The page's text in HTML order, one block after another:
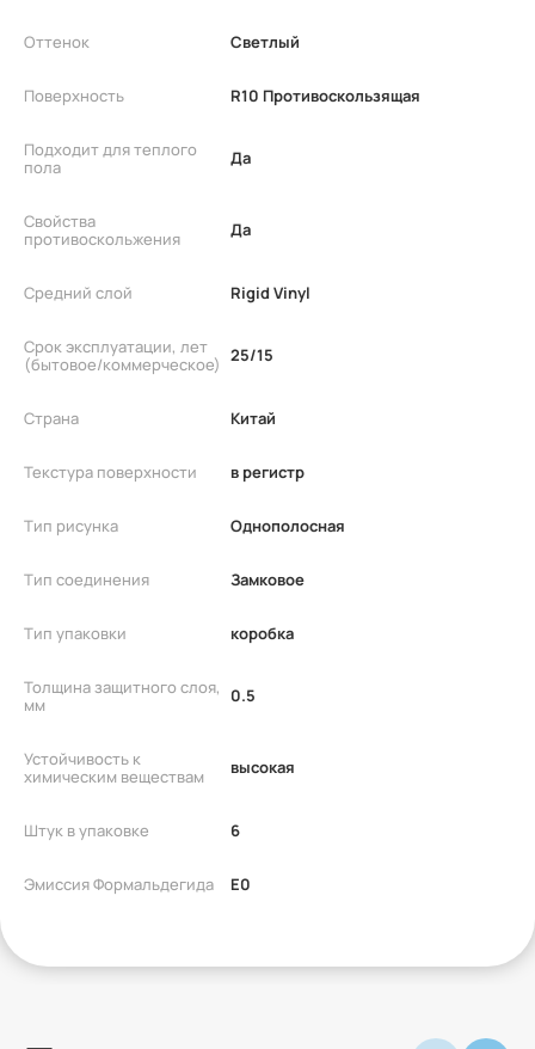
Оттенок Светлый
Поверхность R10 Противоскользящая
Подходит для теплого
пола
Да
Свойства
противоскольжения
Да
Средний слой Rigid Vinyl
Срок эксплуатации, лет
(бытовое/коммерческое) 25/15
Страна Китай
Текстура поверхности в регистр
Тип рисунка Однополосная
Тип соединения Замковое
Тип упаковки коробка
Толщина защитного слоя,
мм
0.5
Устойчивость к
химическим веществам
высокая
Штук в упаковке 6
Эмиссия Формальдегида E0